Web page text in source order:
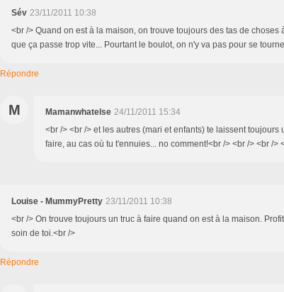
Sév 23/11/2011 10:38
<br /> Quand on est à la maison, on trouve toujours des tas de choses
que ça passe trop vite... Pourtant le boulot, on n'y va pas pour se
Répondre
M Mamanwhatelse 24/11/2011 15:34
<br /> <br /> et les autres (mari et enfants) te laissent toujours
faire, au cas où tu t'ennuies... no comment!<br /> <br /> <br />
Louise - MummyPretty 23/11/2011 10:38
<br /> On trouve toujours un truc à faire quand on est à la maison.
soin de toi.<br />
Répondre